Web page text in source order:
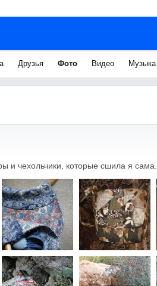
Друзья Фото Видео Музыка
и чехольчики, которые сшила я сама.